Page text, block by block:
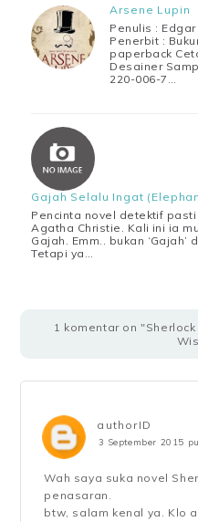
Arsene Lupin
Penulis :
Penerbit :
paperback
Desainer
220-006-7…
Gajah Selalu Ingat
Pencinta novel detektif
Agatha Christie. Kali ini ia
Gajah. Emm.. bukan
Tetapi ya…
1 komentar on
authorID
3 September 2015
Wah saya suka novel
penasaran.
btw, salam kenal ya. Klo